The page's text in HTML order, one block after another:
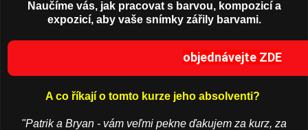
Naučíme vás, jak pracovat s barvou, kompozicí a
expozicí, aby vaše snímky zářily barvami.
objednávejte ZDE
A co říkají o tomto kurze jeho absolventi?
"Patrik a Bryan - vám veľmi pekne ďakujem za kurz, za